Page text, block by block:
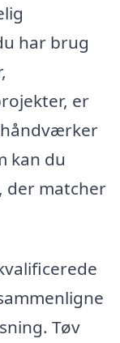
har brug
er
kan du
der matcher
Tøv